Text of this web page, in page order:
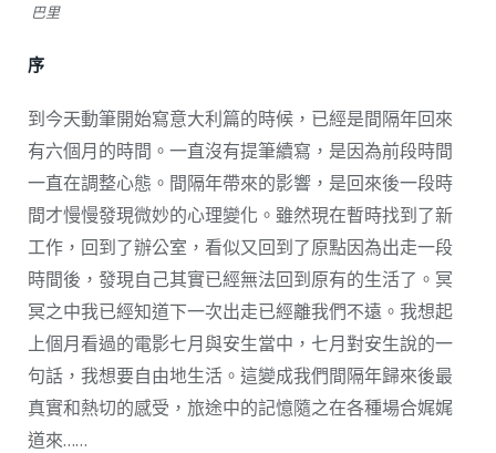
巴里
序
到今天動筆開始寫意大利篇的時候，已經是間隔年回來
有六個月的時間。一直沒有提筆續寫，是因為前段時間
一直在調整心態。間隔年帶來的影響，是回來後一段時
間才慢慢發現微妙的心理變化。雖然現在暫時找到了新
工作，回到了辦公室，看似又回到了原點因為出走一段
時間後，發現自己其實已經無法回到原有的生活了。冥
冥之中我已經知道下一次出走已經離我們不遠。我想起
上個月看過的電影七月與安生當中，七月對安生說的一
句話，我想要自由地生活。這變成我們間隔年歸來後最
真實和熱切的感受，旅途中的記憶隨之在各種場合娓娓
道來……